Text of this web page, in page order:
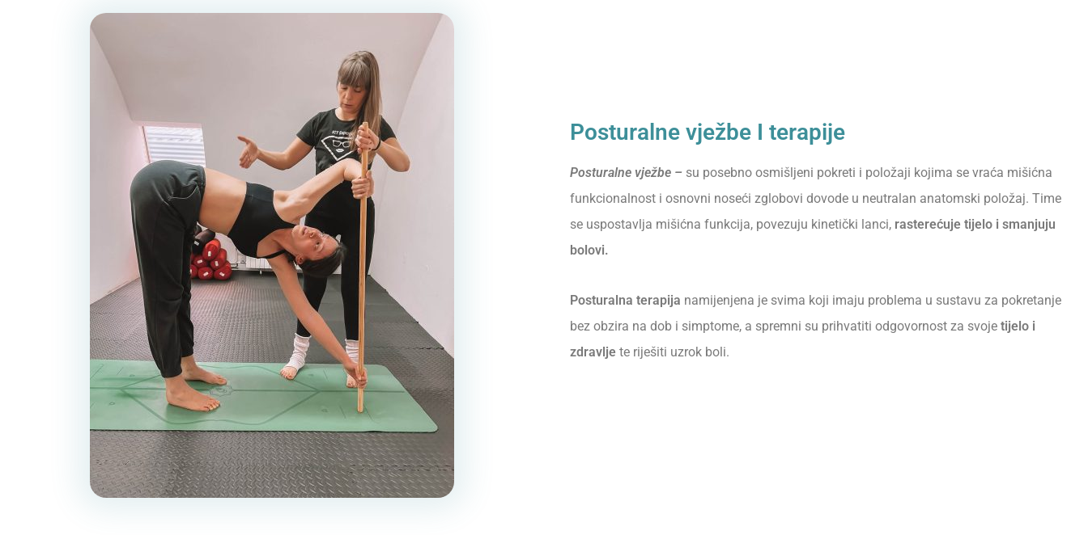
Posturalne vježbe I terapije
Posturalne vježbe – su posebno osmišljeni pokreti i položaji kojima se vraća mišićna
funkcionalnost i osnovni noseći zglobovi dovode u neutralan anatomski položaj. Time
se uspostavlja mišićna funkcija, povezuju kinetički lanci, rasterećuje tijelo i smanjuju
bolovi.
Posturalna terapija namijenjena je svima koji imaju problema u sustavu za pokretanje
bez obzira na dob i simptome, a spremni su prihvatiti odgovornost za svoje tijelo i
zdravlje te riješiti uzrok boli.